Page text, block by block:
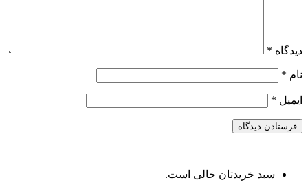
دیدگاه *
نام *
ایمیل *
سبد خریدتان خالی است.